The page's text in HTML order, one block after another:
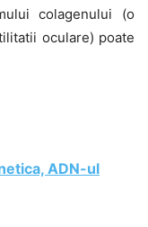
colagenului (o
oculare) poate
ADN-ul